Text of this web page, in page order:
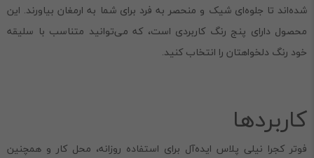
شده‌اند تا جلوه‌ای شیک و منحصر به فرد برای شما به ارمغان بیاورند. این
محصول دارای پنج رنگ کاربردی است، که می‌توانید متناسب با سلیقه
خود رنگ دلخواهتان را انتخاب کنید.
کاربردها
فوتر کجرا نیلی پلاس ایده‌آل برای استفاده روزانه، محل کار و همچنین